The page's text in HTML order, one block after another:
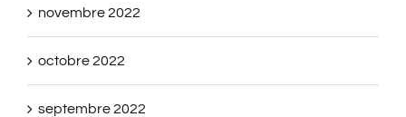
novembre 2022
octobre 2022
septembre 2022